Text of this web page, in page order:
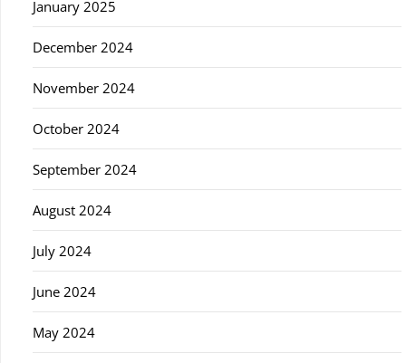
January 2025
December 2024
November 2024
October 2024
September 2024
August 2024
July 2024
June 2024
May 2024